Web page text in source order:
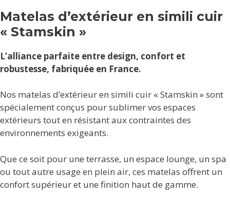
Matelas d’extérieur en simili cuir
« Stamskin »
L’alliance parfaite entre design, confort et
robustesse, fabriquée en France.
Nos matelas d’extérieur en simili cuir « Stamskin » sont
spécialement conçus pour sublimer vos espaces
extérieurs tout en résistant aux contraintes des
environnements exigeants.
Que ce soit pour une terrasse, un espace lounge, un spa
ou tout autre usage en plein air, ces matelas offrent un
confort supérieur et une finition haut de gamme.